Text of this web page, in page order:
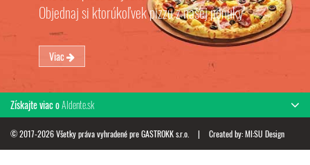
Objednaj si ktorúkoľvek pizzu z našej ponuky
Viac
Získajte viac oAldente.sk
© 2017-2026 Všetky práva vyhradené pre GASTROKK s.r.o. | Created by:MI:SU Design